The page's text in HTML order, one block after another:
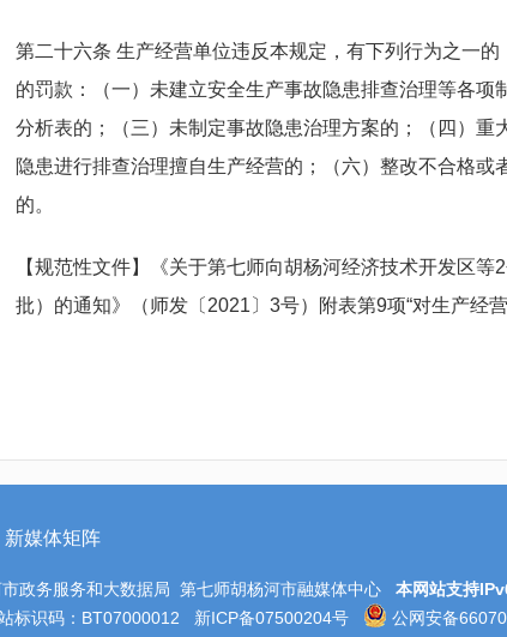
第二十六条 生产经营单位违反本规定，有下列行为之一
的罚款：（一）未建立安全生产事故隐患排查治理等各
分析表的；（三）未制定事故隐患治理方案的；（四）
隐患进行排查治理擅自生产经营的；（六）整改不合格
的。
【规范性文件】《关于第七师向胡杨河经济技术开发区
批）的通知》（师发〔2021〕3号）附表第9项“对生产经
新媒体矩阵
政务服务和大数据局 第七师胡杨河市融媒体中心 本网站支持
标识码：BT07000012 新ICP备07500204号 公网安备